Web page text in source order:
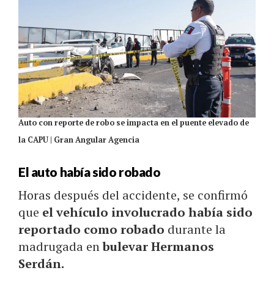
Auto con reporte de robo se impacta en el puente elevado de
la CAPU | Gran Angular Agencia
El auto había sido robado
Horas después del accidente, se confirmó
que el vehículo involucrado había sido
reportado como robado durante la
madrugada enbulevar Hermanos
Serdán.